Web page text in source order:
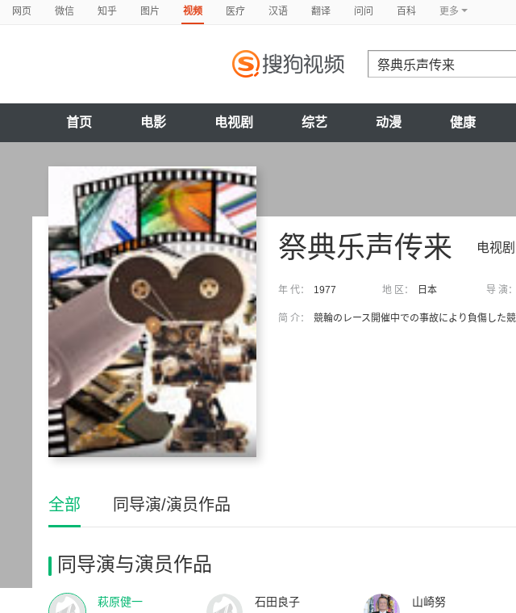
网页 微信 知乎 图片 视频 医疗 汉语 翻译 问问 百科 更多
首页 电影 电视剧 综艺 动漫 健康
电视剧
祭典乐声传来
年 代： 1977 地 区： 日本 导 演：
简 介： 競輪のレース開催中での事故により負傷した
全部 同导演/演员作品
同导演与演员作品
萩原健一 石田良子 山崎努